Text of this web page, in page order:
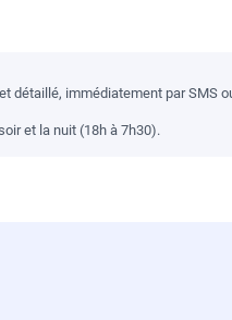
détaillé, immédiatement par SMS
et la nuit (18h à 7h30).